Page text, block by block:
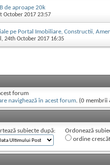
de aproape 20k
October 2017 23:57
pe Portal Imobiliare, Constructii,
, 24th October 2017 16:35
forum
navighează în acest forum. (0 membrii
subiecte după:
Ordonează
ordine